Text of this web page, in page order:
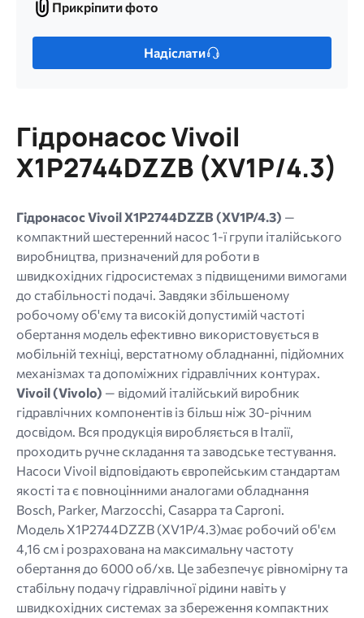
Прикріпити
фото
Прикріпити фото
Лише
МБ.
Дозволені
типи:
jpg
jpeg
png.
Надіслати
Гідронасос Vivoil
X1P2744DZZB (XV1P/4.3)
Гідронасос Vivoil X1P2744DZZB (XV1P/4.3) —
компактний шестеренний насос 1-ї групи італійського
виробництва, призначений для роботи в
швидкохідних гідросистемах з підвищеними вимогами
до стабільності подачі. Завдяки збільшеному
робочому об'єму та високій допустимій частоті
обертання модель ефективно використовується в
мобільній техніці, верстатному обладнанні, підйомних
механізмах та допоміжних гідравлічних контурах.
Vivoil (Vivolo) — відомий італійський виробник
гідравлічних компонентів із більш ніж 30-річним
досвідом. Вся продукція виробляється в Італії,
проходить ручне складання та заводське тестування.
Насоси Vivoil відповідають європейським стандартам
якості та є повноцінними аналогами обладнання
Bosch, Parker, Marzocchi, Casappa та Caproni.
Модель X1P2744DZZB (XV1P/4.3)має робочий об'єм
4,16 см і розрахована на максимальну частоту
обертання до 6000 об/хв. Це забезпечує рівномірну та
стабільну подачу гідравлічної рідини навіть у
швидкохідних системах за збереження компактних